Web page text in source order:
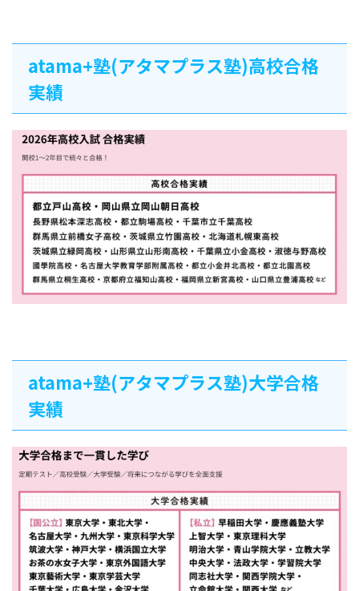
atama+塾(アタマプラス塾)高校合格
実績
atama+塾(アタマプラス塾)大学合格
実績